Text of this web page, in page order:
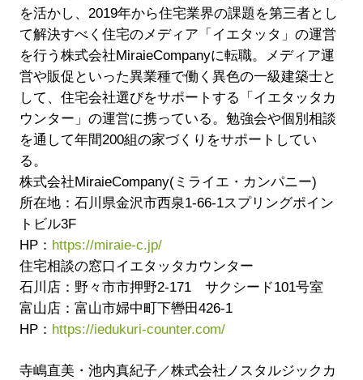
を活かし、2019年から住宅業界の課題を第三者とし
て解決すべく住宅のメディア「イエタッタ」の運営
を行う株式会社MiraieCompanyに転職。メディア運
営や販促といった異業種で働く異色の一級建築士と
して、住宅会社選びをサポートする「イエタッタカ
ウンター」の運営に携っている。勉強会や個別相談
を通して年間200組の家づくりをサポートしてい
る。
株式会社MiraieCompany(ミライエ・カンパニー)
所在地：石川県金沢市西泉1-66-1スプリングポイン
トビル3F
HP： https://miraie-c.jp/
住宅相談の窓口イエタッタカウンター
石川店：野々市市押野2-171 サクシード101号室
富山店：富山市婦中町下轡田426-1
HP： https://iedukuri-counter.com/
寺嶋直美・池内真紀子／株式会社ノスタルジックカ